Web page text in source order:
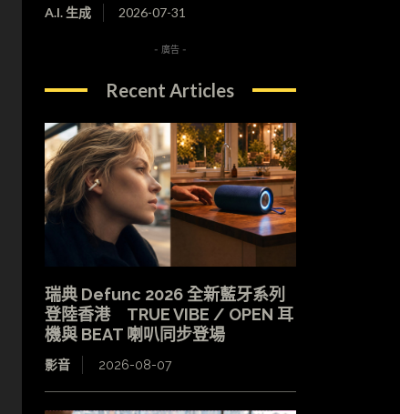
A.I. 生成 2026-07-31
- 廣告 -
Recent Articles
瑞典 Defunc 2026 全新藍牙系列
登陸香港 TRUE VIBE / OPEN 耳
機與 BEAT 喇叭同步登場
影音 2026-08-07